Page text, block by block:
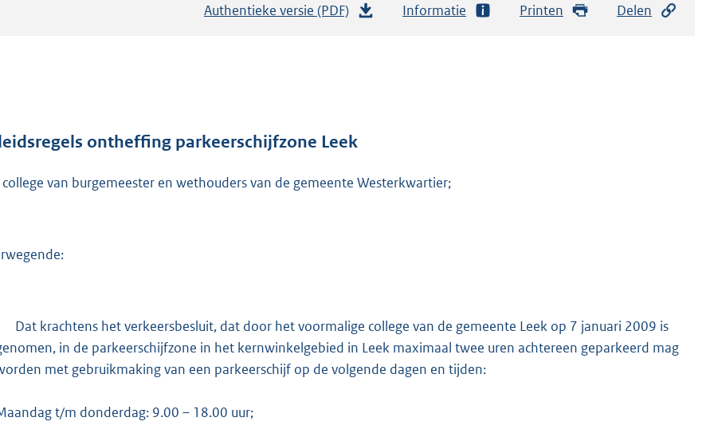
Authentieke versie (PDF)
d
g
:
2
9
Informatie Printen Delen
ontheffing parkeerschijfzone Leek
van burgemeester en wethouders van de gemeente Westerkwartier;
Dat krachtens het verkeersbesluit, dat door het voormalige college van de gemeente Leek op 7 januari 2009 is
in de parkeerschijfzone in het kernwinkelgebied in Leek maximaal twee uren achtereen geparkeerd mag
met gebruikmaking van een parkeerschijf op de volgende dagen en tijden:
t/m donderdag: 9.00 – 18.00 uur;